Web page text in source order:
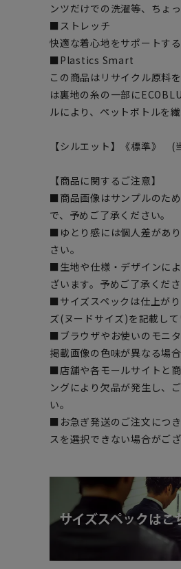
ンツだけでの洗濯等、ちょ
■ストレッチ
快適な着心地をサポートす
■Plastics Smart
この商品はリサイクル原料
は裏地の糸の一部に
ルにより、ペットボトルを
【シルエット】《標準》 (
【商品に関するご注意】
■商品画像はサンプルのた
で、予めご了承ください。
■ゆとり感には個人差があ
さい。
■生地や仕様・デザインに
ざいます。予めご了承くださ
■サイズスペックは仕上が
ズ(ヌードサイズ)を記載して
■ブラウザやお使いのモニ
掲載画像の色味が異なる場
■店舗や各モールサイトと
ングにより欠品が発生し、
い。
■お急ぎ発送のご注文につ
スを選択できない場合がござ